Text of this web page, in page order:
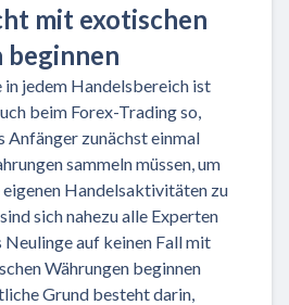
mit exotischen
beginnen
in jedem Handelsbereich ist
beim Forex-Trading so,
Anfänger zunächst einmal
sammeln müssen, um
eigenen Handelsaktivitäten zu
sich nahezu alle Experten
Neulinge auf keinen Fall mit
Währungen beginnen
Grund besteht darin,